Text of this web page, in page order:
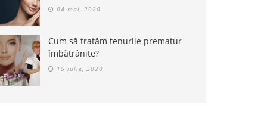
04 mai, 2020
Cum să tratăm tenurile prematur
îmbătrânite?
15 iulie, 2020